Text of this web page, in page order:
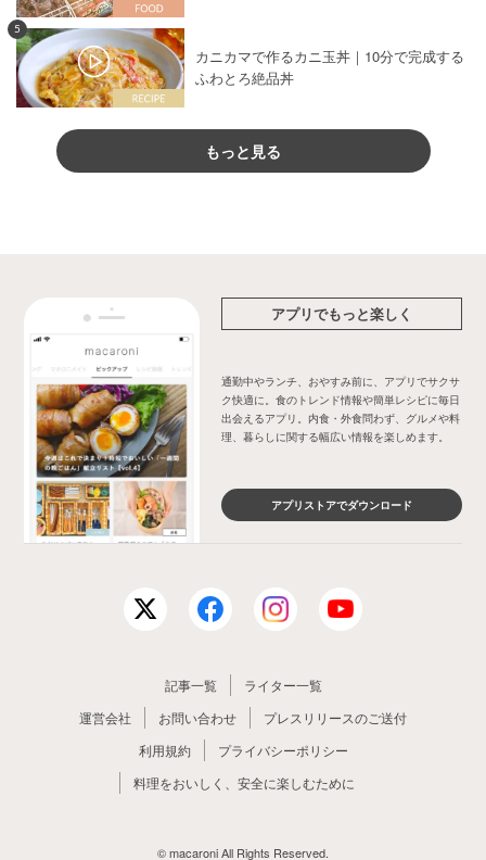
5
カニカマで作るカニ玉丼｜10分で完成する
ふわとろ絶品丼
もっと見る
アプリでもっと楽しく
通勤中やランチ、おやすみ前に、アプリでサクサ
ク快適に。食のトレンド情報や簡単レシピに毎日
出会えるアプリ。内食・外食問わず、グルメや料
理、暮らしに関する幅広い情報を楽しめます。
アプリストアでダウンロード
記事一覧
ライター一覧
運営会社
お問い合わせ
プレスリリースのご送付
利用規約
プライバシーポリシー
料理をおいしく、安全に楽しむために
© macaroni All Rights Reserved.